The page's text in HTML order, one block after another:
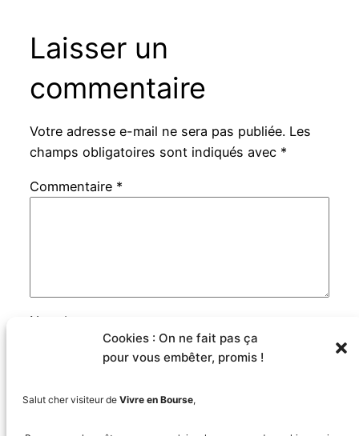
Cookies : On ne fait pas ça
pour vous embêter, promis !
Salut cher visiteur de Vivre en Bourse,
Laisser un
commentaire
Votre adresse e-mail ne sera pas publiée. Les
champs obligatoires sont indiqués avec *
Commentaire *
Nom *